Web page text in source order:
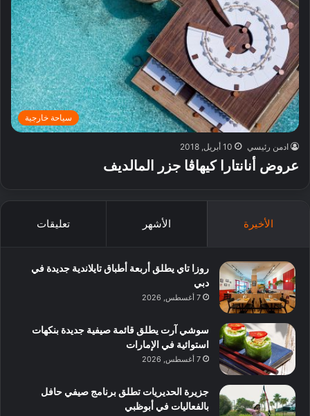
سياحة خارجية
ادمن رئيسي 10 أبريل, 2018
عروض أنانتارا كيهاڤا جزر المالديف
الأخيرة الأشهر تعليقات
روزا تاي يطلق أربعة أطباق تايلاندية جديدة في
دبي
7 أغسطس, 2026
سوشي آرت يطلق قائمة صيفية جديدة بنكهات
استوائية في الإمارات
7 أغسطس, 2026
جزيرة الحديريات تطلق برنامج صيفي حافل
بالفعاليات في أبوظبي